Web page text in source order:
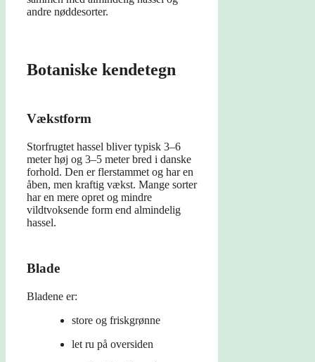
andre nøddesorter.
Botaniske kendetegn
Vækstform
Storfrugtet hassel bliver typisk 3–6
meter høj og 3–5 meter bred i danske
forhold. Den er flerstammet og har en
åben, men kraftig vækst. Mange sorter
har en mere opret og mindre
vildtvoksende form end almindelig
hassel.
Blade
Bladene er:
store og friskgrønne
let ru på oversiden